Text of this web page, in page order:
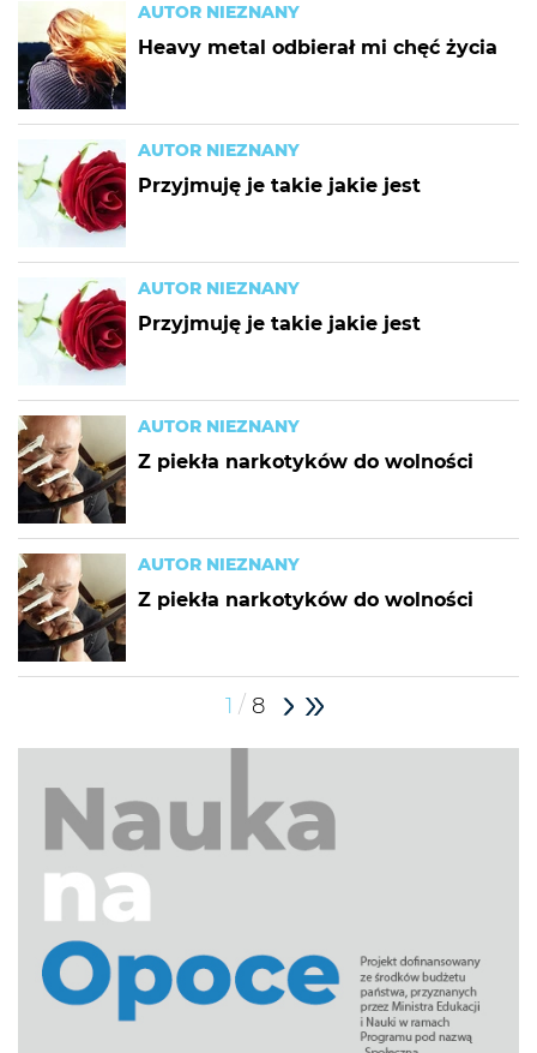
AUTOR NIEZNANY
Heavy metal odbierał mi chęć życia
AUTOR NIEZNANY
Przyjmuję je takie jakie jest
AUTOR NIEZNANY
Przyjmuję je takie jakie jest
AUTOR NIEZNANY
Z piekła narkotyków do wolności
AUTOR NIEZNANY
Z piekła narkotyków do wolności
1 / 8